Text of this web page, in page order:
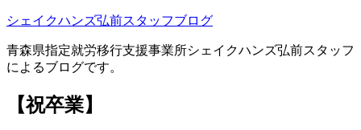
コ
テ
ン
シェイクハンズ弘前スタッフブログ
青森県指定就労移行支援事業所シェイクハンズ弘前スタッフ
によるブログです。
【祝卒業】